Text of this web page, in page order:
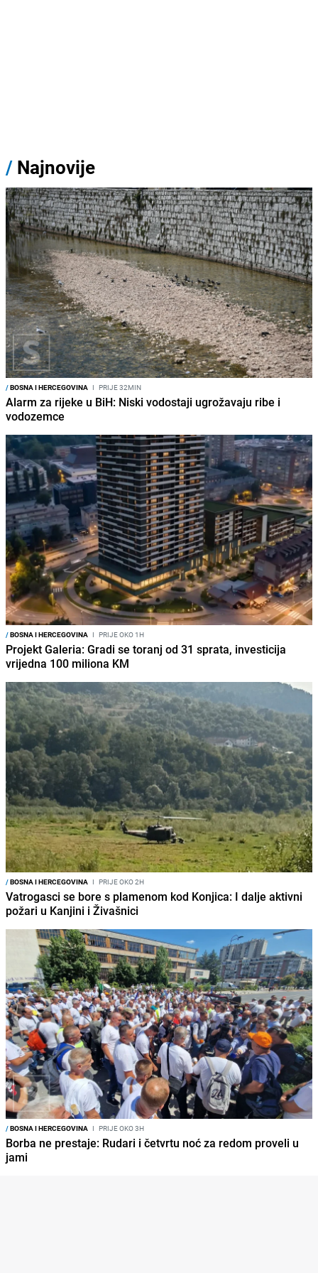
/ Najnovije
/BOSNA I HERCEGOVINA I PRIJE 32MIN
Alarm za rijeke u BiH: Niski vodostaji ugrožavaju ribe i
vodozemce
/BOSNA I HERCEGOVINA I PRIJE OKO 1H
Projekt Galeria: Gradi se toranj od 31 sprata, investicija
vrijedna 100 miliona KM
/BOSNA I HERCEGOVINA I PRIJE OKO 2H
Vatrogasci se bore s plamenom kod Konjica: I dalje aktivni
požari u Kanjini i Živašnici
/BOSNA I HERCEGOVINA I PRIJE OKO 3H
Borba ne prestaje: Rudari i četvrtu noć za redom proveli u
jami